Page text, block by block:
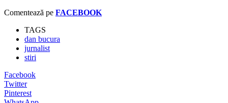
Comentează pe FACEBOOK
TAGS
dan bucura
jurnalist
stiri
Facebook
Twitter
Pinterest